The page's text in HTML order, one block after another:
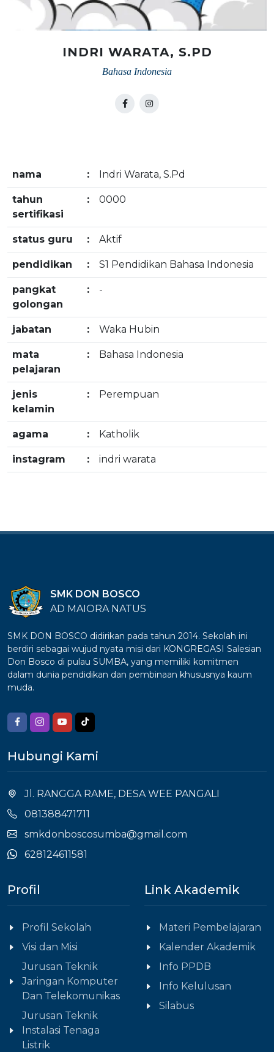
INDRI WARATA, S.PD
Bahasa Indonesia
nama : Indri Warata, S.Pd
tahun
sertifikasi
: 0000
status guru : Aktif
pendidikan : S1 Pendidikan Bahasa Indonesia
pangkat
golongan
: -
jabatan : Waka Hubin
mata
pelajaran
: Bahasa Indonesia
jenis
kelamin
: Perempuan
agama : Katholik
instagram : indri warata
SMK DON BOSCO
AD MAIORA NATUS
SMK DON BOSCO didirikan pada tahun 2014. Sekolah ini
berdiri sebagai wujud nyata misi dari KONGREGASI Salesian
Don Bosco di pulau SUMBA, yang memiliki komitmen
dalam dunia pendidikan dan pembinaan khususnya kaum
muda.
Hubungi Kami
Jl. RANGGA RAME, DESA WEE PANGALI
081388471711
smkdonboscosumba@gmail.com
628124611581
Profil
Profil Sekolah
Visi dan Misi
Jurusan Teknik
Jaringan Komputer
Dan Telekomunikas
Jurusan Teknik
Instalasi Tenaga
Listrik
Link Akademik
Materi Pembelajaran
Kalender Akademik
Info PPDB
Info Kelulusan
Silabus